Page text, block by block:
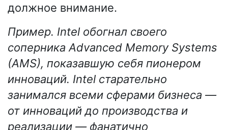
должное внимание.
Пример. Intel обогнал своего
соперника Advanced Memory Systems
(AMS), показавшую себя пионером
инноваций. Intel старательно
занимался всеми сферами бизнеса —
от инноваций до производства и
реализации — фанатично